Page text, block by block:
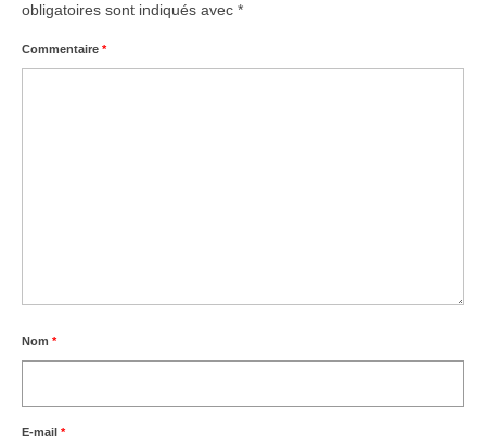
obligatoires sont indiqués avec *
Commentaire *
Nom *
E-mail *